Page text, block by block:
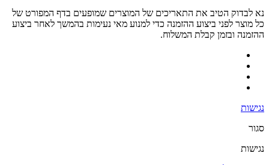
נא לבדוק הטיב את התאריכים של המוצרים שמופעים בדף המפורט של
כל מוצר לפני ביצוע ההזמנה כדי למנוע מאי נעימות בהמשך לאחר ביצוע
ההזמנה ובזמן קבלת המשלוח.
נגישות
סגור
נגישות